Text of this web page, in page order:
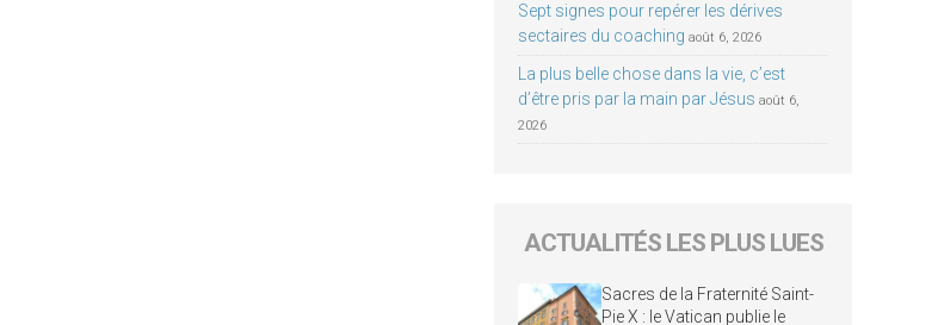
Sept signes pour repérer les dérives
sectaires du coaching août 6, 2026
La plus belle chose dans la vie, c’est
d’être pris par la main par Jésus août 6,
2026
ACTUALITÉS LES PLUS LUES
Sacres de la Fraternité Saint-
Pie X : le Vatican publie le